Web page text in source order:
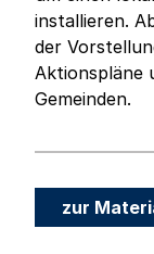
installieren.
der
Aktionspläne
Gemeinden.
zur